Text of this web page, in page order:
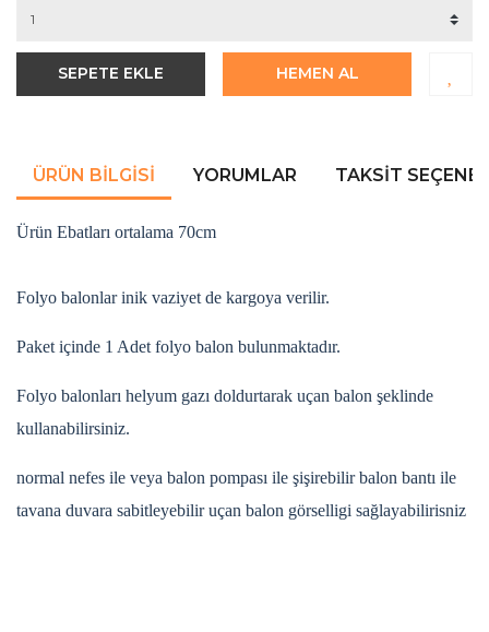
SEPETE EKLE HEMEN AL
ÜRÜN BILGISI YORUMLAR TAKSIT
Ürün Ebatları ortalama 70cm
Folyo balonlar inik vaziyet de kargoya verilir.
Paket içinde 1 Adet folyo balon bulunmaktadır.
Folyo balonları helyum gazı doldurtarak uçan balon şeklinde
kullanabilirsiniz.
normal nefes ile veya balon pompası ile şişirebilir balon bantı ile
tavana duvara sabitleyebilir uçan balon görselligi sağlayabilirisniz